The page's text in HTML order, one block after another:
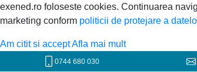
exened.ro foloseste cookies. Continuarea
marketing conform politicii de protejare a
Am citit si acceptAfla mai mult
0744 680 030